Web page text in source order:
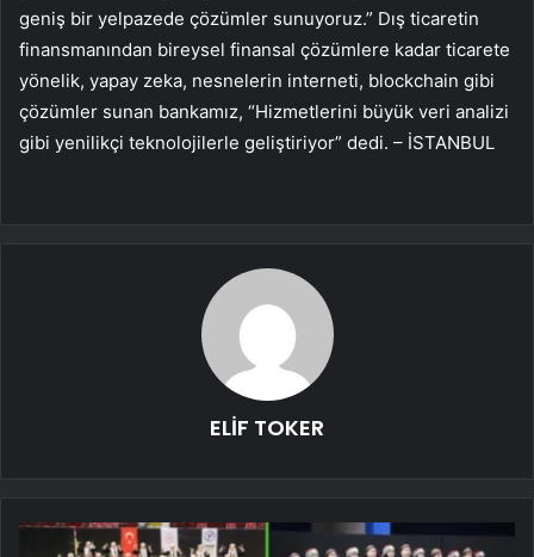
geniş bir yelpazede çözümler sunuyoruz.” Dış ticaretin
finansmanından bireysel finansal çözümlere kadar ticarete
yönelik, yapay zeka, nesnelerin interneti, blockchain gibi
çözümler sunan bankamız, “Hizmetlerini büyük veri analizi
gibi yenilikçi teknolojilerle geliştiriyor” dedi. – İSTANBUL
ELİF TOKER